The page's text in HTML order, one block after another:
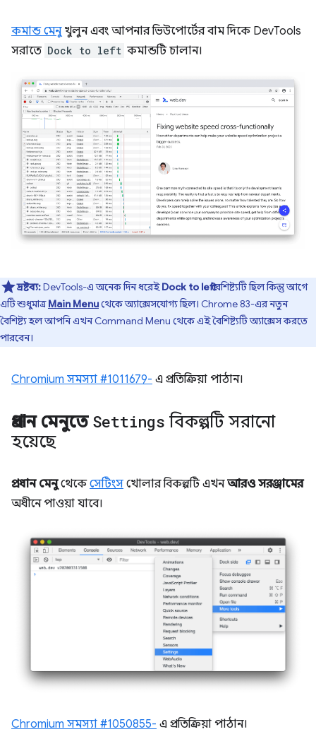
কমান্ড মেনুখুলুন এবং আপনার ভিউপোর্টের বাম দিকে DevTools
সরাতে Dock to left কমান্ডটি চালান।
দ্রষ্টব্য:DevTools-এ অনেক দিন ধরেইDock to leftবৈশিষ্ট্যটি ছিল কিন্তু আগে
এটি শুধুমাত্রMain Menuথেকে অ্যাক্সেসযোগ্য ছিল। Chrome 83-এর নতুন
বৈশিষ্ট্য হল আপনি এখন Command Menu থেকে এই বৈশিষ্ট্যটি অ্যাক্সেস করতে
পারবেন।
Chromium সমস্যা #1011679- এ প্রতিক্রিয়া পাঠান।
প্রধান মেনুতে Settings বিকল্পটি সরানো
হয়েছে
প্রধান মেনুথেকেসেটিংস খোলার বিকল্পটি এখনআরও সরঞ্জামের
অধীনে পাওয়া যাবে।
Chromium সমস্যা #1050855- এ প্রতিক্রিয়া পাঠান।